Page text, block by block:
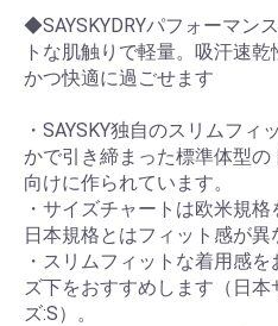
◆SAYSKYDRYパフォーマン
トな肌触りで軽量。吸汗速
かつ快適に過ごせます
・SAYSKY独自のスリムフ
かで引き締まった標準体型
向けに作られています。
・サイズチャートは欧米規格
日本規格とはフィット感が異
・スリムフィットな着用感
ズ下をおすすめします（日
ズ:S）。